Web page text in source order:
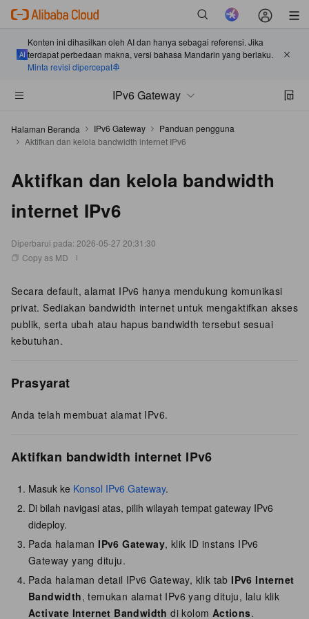
Konten ini dihasilkan oleh AI dan hanya sebagai referensi. Jika
terdapat perbedaan makna, versi bahasa Mandarin yang berlaku.
Minta revisi dipercepat
IPv6 Gateway
Halaman Beranda IPv6 Gateway
Panduan pengguna
Aktifkan dan kelola bandwidth internet IPv6
Aktifkan dan kelola bandwidth
internet IPv6
Diperbarui pada: 2026-05-27 20:31:30
Copy as MD
Secara default, alamat IPv6 hanya mendukung komunikasi
privat. Sediakan bandwidth internet untuk mengaktifkan akses
publik, serta ubah atau hapus bandwidth tersebut sesuai
kebutuhan.
Prasyarat
Anda telah membuat alamat IPv6.
Aktifkan bandwidth internet IPv6
Masuk ke Konsol IPv6 Gateway.
Di bilah navigasi atas, pilih wilayah tempat gateway IPv6
dideploy.
Pada halaman IPv6 Gateway, klik ID instans IPv6
Gateway yang dituju.
Pada halaman detail IPv6 Gateway, klik tab IPv6 Internet
Bandwidth, temukan alamat IPv6 yang dituju, lalu klik
Activate Internet Bandwidth di kolom Actions.